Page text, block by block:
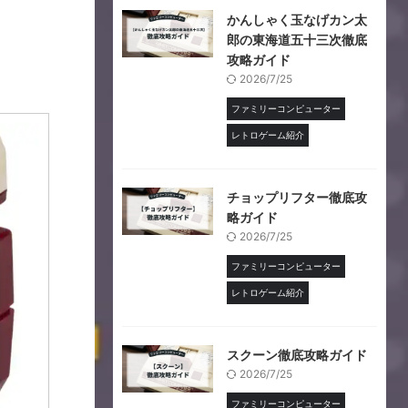
かんしゃく玉なげカン太
郎の東海道五十三次徹底
攻略ガイド
2026/7/25
ファミリーコンピューター
レトロゲーム紹介
チョップリフター徹底攻
略ガイド
2026/7/25
ファミリーコンピューター
レトロゲーム紹介
スクーン徹底攻略ガイド
2026/7/25
ファミリーコンピューター